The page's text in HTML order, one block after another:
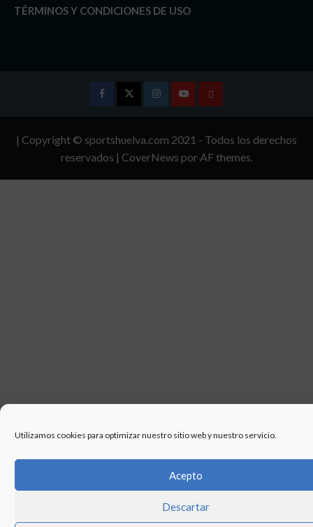
Utilizamos cookies para optimizar nuestro sitio web y nuestro servicio.
Acepto
Descartar
TÉRMINOS Y CONDICIONES DE USO
InstagramYoutubeTÉRMINOS
CONDICIONES
| Copyright © sportshuelva.com 2021 - Todos los derechos
reservados | CoverNews por AF themes.